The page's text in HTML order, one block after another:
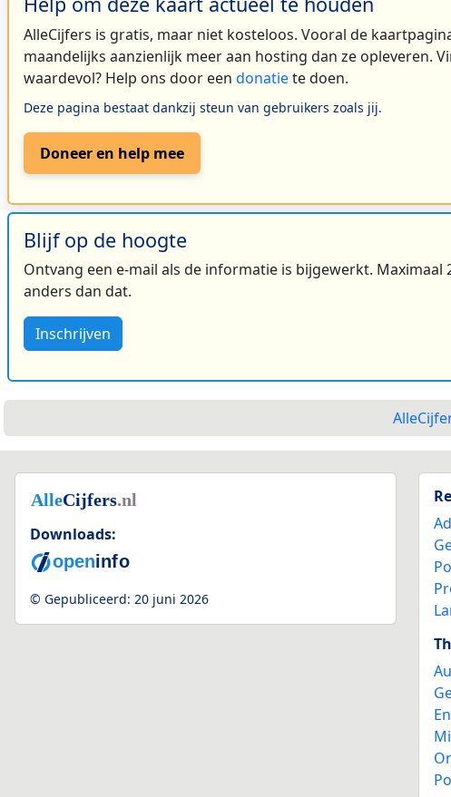
AlleCijfers is gratis, maar niet kosteloos. Vooral de
maandelijks aanzienlijk meer aan hosting dan ze opleveren.
waardevol? Help ons door een donatiete doen.
Deze pagina bestaat dankzij steun van gebruikers zoals jij.
Doneer en help mee
Blijf op de hoogte
Ontvang een e-mail als de informatie is bijgewerkt. Maximaal
anders dan dat.
Inschrijven
Downloads:
© Gepubliceerd: 20 juni 2026